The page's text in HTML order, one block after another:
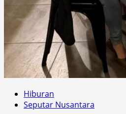
Hiburan
Seputar Nusantara